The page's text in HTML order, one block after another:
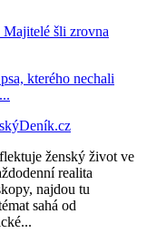
Majitelé šli zrovna
kterého nechali
ženský život ve
realita
najdou tu
sahá od